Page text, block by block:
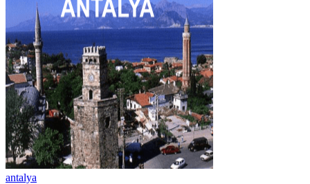
antalya